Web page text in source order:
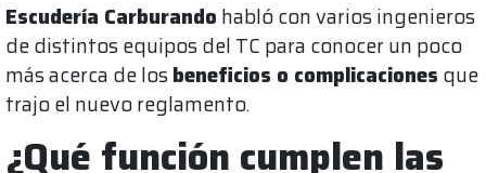
Escudería Carburando habló con varios ingenieros
de distintos equipos del TC para conocer un poco
más acerca de losbeneficios o complicaciones que
trajo el nuevo reglamento.
¿Qué función cumplen las